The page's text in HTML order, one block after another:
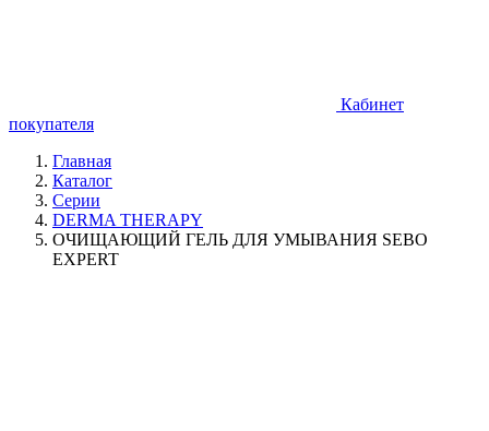
Кабинет
покупателя
Главная
Каталог
Серии
DERMA THERAPY
ОЧИЩАЮЩИЙ ГЕЛЬ ДЛЯ УМЫВАНИЯ SEBO
EXPERT